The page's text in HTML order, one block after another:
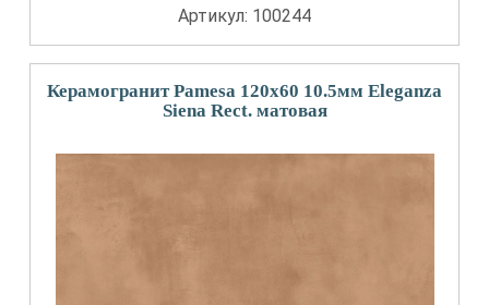
Артикул: 100244
Керамогранит Pamesa 120x60 10.5мм Eleganza
Siena Rect. матовая